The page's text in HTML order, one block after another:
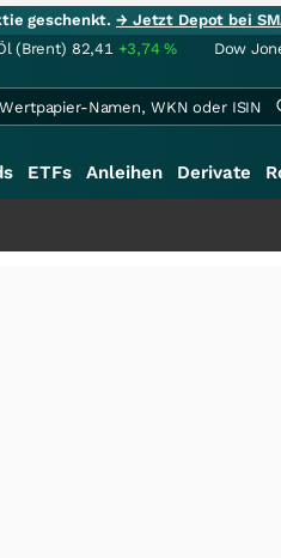
geschenkt.→ Jetzt Depot bei
(Brent) 82,41 +3,74% Dow
ETFs Anleihen Derivate